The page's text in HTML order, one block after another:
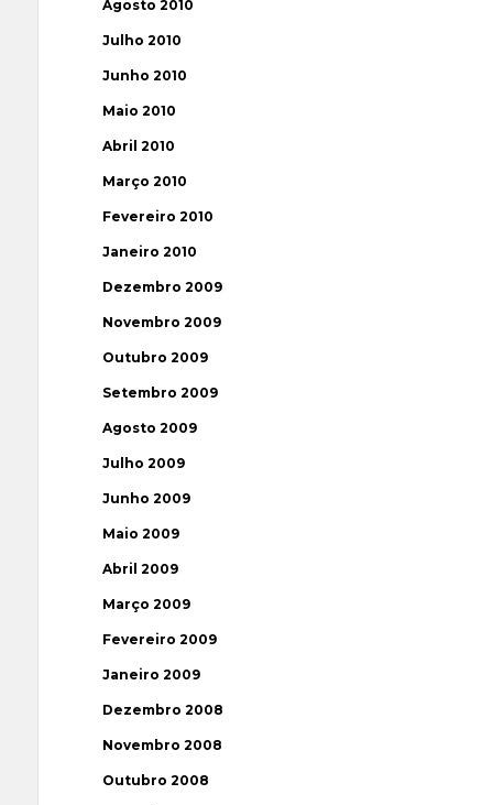
Agosto 2010
Julho 2010
Junho 2010
Maio 2010
Abril 2010
Março 2010
Fevereiro 2010
Janeiro 2010
Dezembro 2009
Novembro 2009
Outubro 2009
Setembro 2009
Agosto 2009
Julho 2009
Junho 2009
Maio 2009
Abril 2009
Março 2009
Fevereiro 2009
Janeiro 2009
Dezembro 2008
Novembro 2008
Outubro 2008